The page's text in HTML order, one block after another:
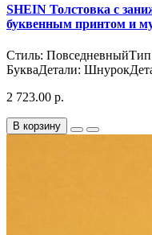
SHEIN Толстовка с
буквенным принтом и
Стиль:
БукваДетали:
2 723.00 р.
В корзину